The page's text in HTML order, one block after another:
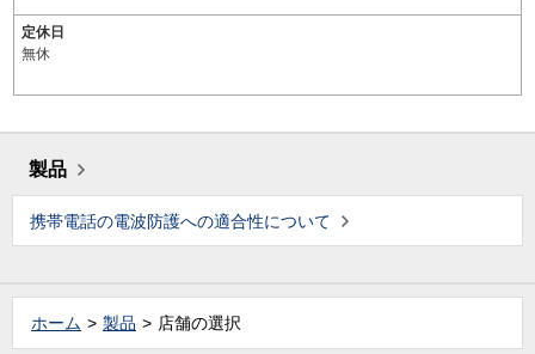
定休日
無休
製品
携帯電話の電波防護への適合性について
ホーム 製品 店舗の選択